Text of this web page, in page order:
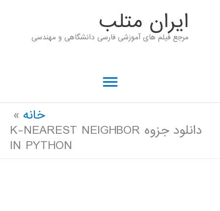
ايران متلب
مرجع فیلم های آموزشی فارسی دانشگاهی و مهندسی
فهرست
خانه
دانلود جزوه K-NEAREST NEIGHBOR
IN PYTHON